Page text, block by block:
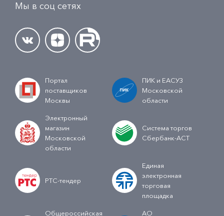
Мы в соц сетях
Портал
поставщиков
Москвы
ПИК и ЕАСУЗ
Московской
области
Электронный
магазин
Московской
области
Система торгов
Сбербанк-АСТ
РТС-тендер
Единая
электронная
торговая
площадка
Общероссийская АО